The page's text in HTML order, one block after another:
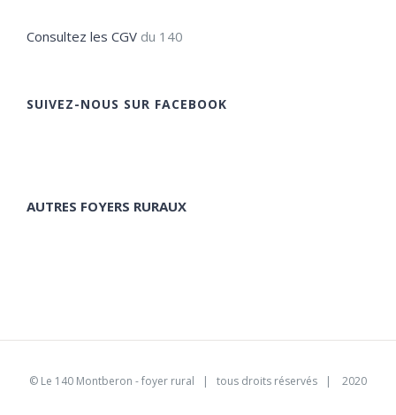
Consultez les CGV du 140
SUIVEZ-NOUS SUR FACEBOOK
AUTRES FOYERS RURAUX
© Le 140 Montberon - foyer rural | tous droits réservés | 2020